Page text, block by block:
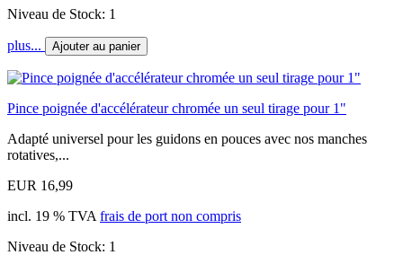
Niveau de Stock: 1
plus... Ajouter au panier
Pince poignée d'accélérateur chromée un seul tirage pour 1"
Adapté universel pour les guidons en pouces avec nos manches
rotatives,...
EUR 16,99
incl. 19 % TVA frais de port non compris
Niveau de Stock: 1